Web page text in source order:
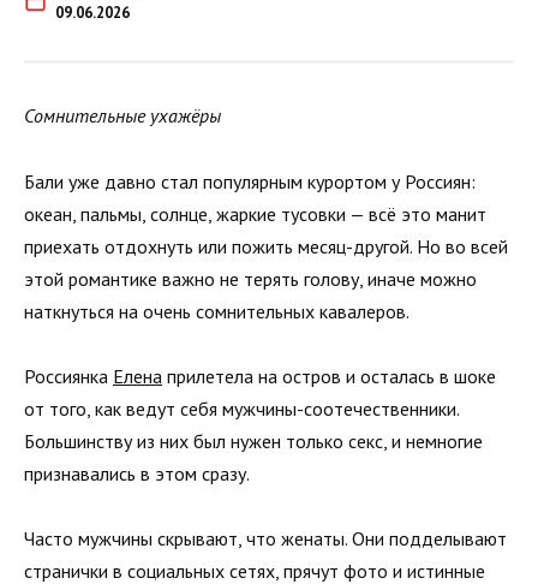
09.06.2026
Сомнительные ухажёры
Бали уже давно стал популярным курортом у Россиян:
океан, пальмы, солнце, жаркие тусовки — всё это манит
приехать отдохнуть или пожить месяц-другой. Но во всей
этой романтике важно не терять голову, иначе можно
наткнуться на очень сомнительных кавалеров.
Россиянка Елена прилетела на остров и осталась в шоке
от того, как ведут себя мужчины-соотечественники.
Большинству из них был нужен только секс, и немногие
признавались в этом сразу.
Часто мужчины скрывают, что женаты. Они подделывают
странички в социальных сетях, прячут фото и истинные